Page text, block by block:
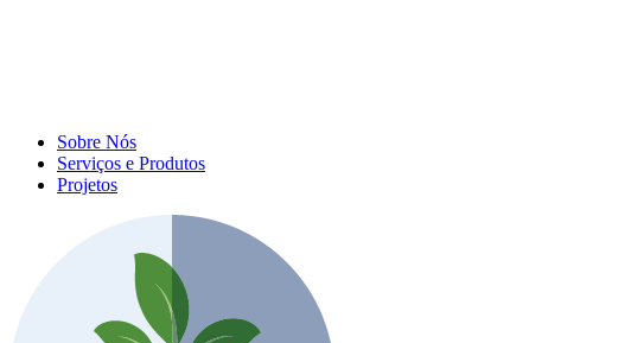
Sobre Nós
Serviços e Produtos
Projetos